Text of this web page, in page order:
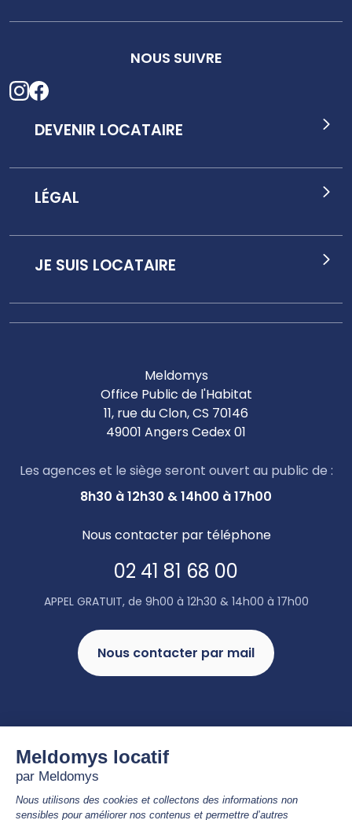
Meldomys
Office Public de l'Habitat
11, rue du Clon, CS 70146
49001 Angers Cedex 01
Les agences et le siège seront ouvert au public de :
8h30 à 12h30 & 14h00 à 17h00
Nous contacter par téléphone
02 41 81 68 00
APPEL GRATUIT, de 9h00 à 12h30 & 14h00 à 17h00
Nous contacter par mail
JE SUIS LOCATAIRE
DEVENIR LOCATAIRE
LÉGAL
NOUS SUIVRE